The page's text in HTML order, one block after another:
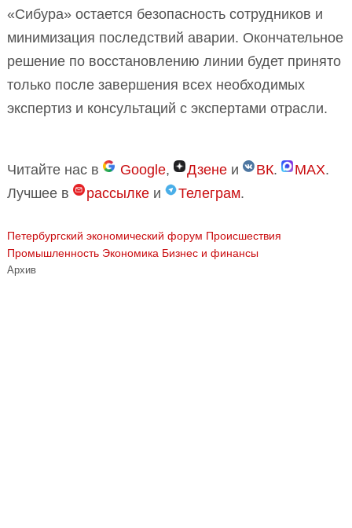
«Сибура» остается безопасность сотрудников и
минимизация последствий аварии. Окончательное
решение по восстановлению линии будет принято
только после завершения всех необходимых
экспертиз и консультаций с экспертами отрасли.
Читайте нас в Google, Дзене и ВК. MAX.
Лучшее в
рассылке и Телеграм.
Петербургский экономический форум Происшествия
Промышленность Экономика Бизнес и финансы
Архив